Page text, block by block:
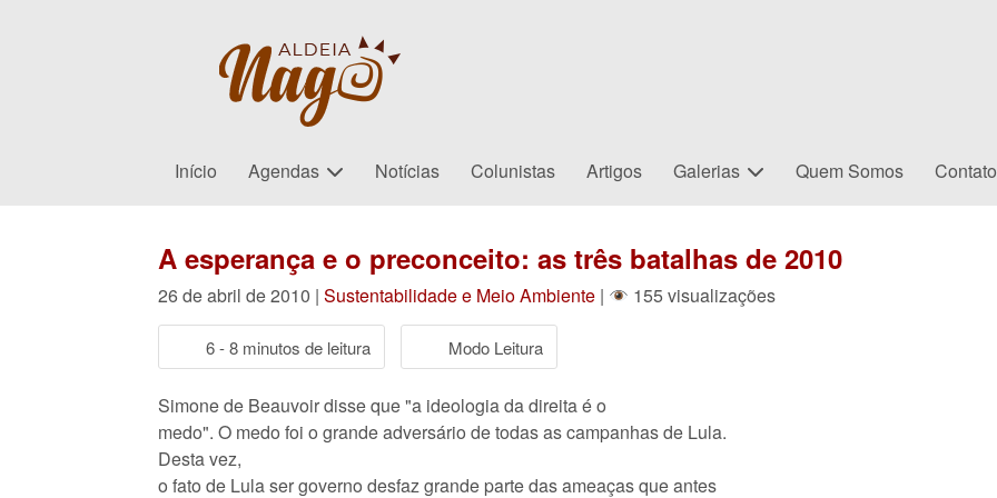
Início Agendas Notícias Colunistas Artigos Galerias Quem Somos Contato
A esperança e o preconceito: as três batalhas de 2010
26 de abril de 2010 | Sustentabilidade e Meio Ambiente | 155 visualizações
6 - 8 minutos de leitura Modo Leitura
Simone de Beauvoir disse que "a ideologia da direita é o
medo". O medo foi o grande adversário de todas as campanhas de Lula.
Desta vez,
o fato de Lula ser governo desfaz grande parte das ameaças que antes